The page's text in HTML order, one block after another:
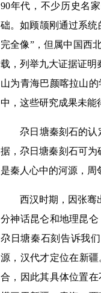
90年代，不少历史名
础。如顾颉刚通过系
完全像”，但属中国西
载，列举九大证据证明
山为青海巴颜喀拉山
中，这些研究成果未能
尕日塘秦刻石的认定
据，尕日塘秦刻石可为
是秦人心中的河源，周
西汉时期，因张骞出
分神话昆仑和地理昆
尕日塘秦石刻告诉我
源，汉代才定位在新
合，因此其具体位置